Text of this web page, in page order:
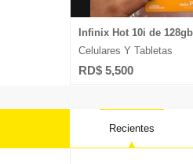
Celulares Y Tabletas
RD$ 5,500
Recientes